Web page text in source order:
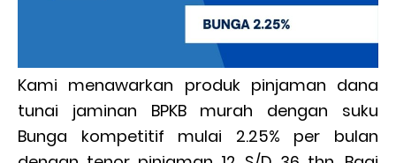
Kami menawarkan produk pinjaman dana
tunai jaminan BPKB murah dengan suku
Bunga kompetitif mulai 2.25% per bulan